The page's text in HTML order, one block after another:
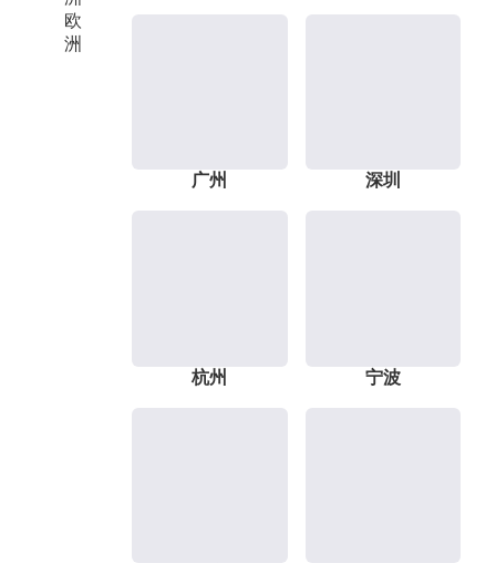
欧
洲
广州 深圳
杭州 宁波